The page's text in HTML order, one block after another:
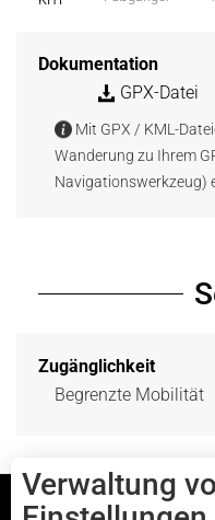
Dokumentation
GPX-Datei
Mit GPX / KML-
Wanderung zu Ihrem
Navigationswerkzeug)
Zugänglichkeit
Begrenzte Mobilität
Verwaltung